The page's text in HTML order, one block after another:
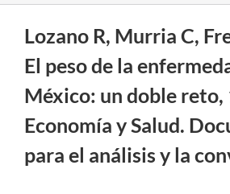
Lozano R, Murria C,
El peso de la
México: un doble reto,
Economía y Salud.
para el análisis y la